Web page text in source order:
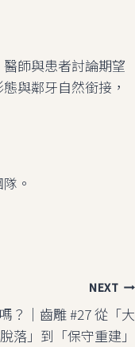
師與患者討論期望
與鄰牙自然銜接，
。
NEXT
？｜齒雕 #27 從「大
落」到「保守重建」